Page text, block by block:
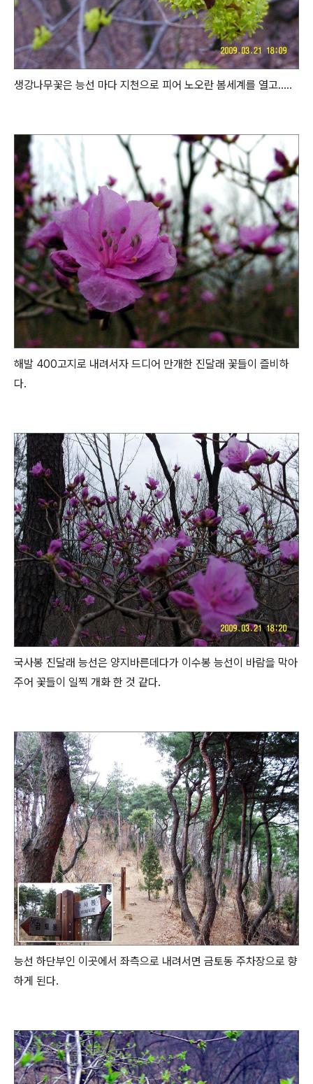
생강나무꽃은 능선 마다 지천으로 피어 노오란 봄세계를 열고.....
해발 400고지로 내려서자 드디어 만개한 진달래 꽃들이 즐비하
다.
국사봉 진달래 능선은 양지바른데다가 이수봉 능선이 바람을 막아
주어 꽃들이 일찍 개화 한 것 같다.
능선 하단부인 이곳에서 좌측으로 내려서면 금토동 주차장으로 향
하게 된다.